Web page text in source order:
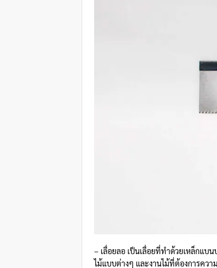
– เลื่อยลอ เป็นเลื่อยที่ทำด้วยเหล็กแบ
ไม้แบบต่างๆ และงานไม้ที่ต้องการคว